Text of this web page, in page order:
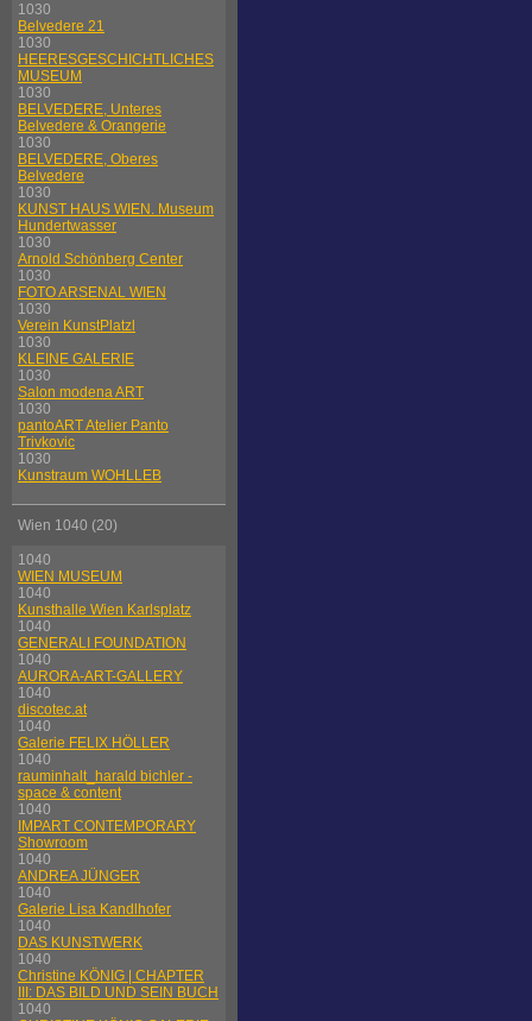
1030
Belvedere 21
1030
HEERESGESCHICHTLICHES
MUSEUM
1030
BELVEDERE, Unteres
Belvedere & Orangerie
1030
BELVEDERE, Oberes
Belvedere
1030
KUNST HAUS WIEN. Museum
Hundertwasser
1030
Arnold Schönberg Center
1030
FOTO ARSENAL WIEN
1030
Verein KunstPlatzl
1030
KLEINE GALERIE
1030
Salon modena ART
1030
pantoART Atelier Panto
Trivkovic
1030
Kunstraum WOHLLEB
Wien 1040 (20)
1040
WIEN MUSEUM
1040
Kunsthalle Wien Karlsplatz
1040
GENERALI FOUNDATION
1040
AURORA-ART-GALLERY
1040
discotec.at
1040
Galerie FELIX HÖLLER
1040
rauminhalt_harald bichler -
space & content
1040
IMPART CONTEMPORARY
Showroom
1040
ANDREA JÜNGER
1040
Galerie Lisa Kandlhofer
1040
DAS KUNSTWERK
1040
Christine KÖNIG | CHAPTER
III: DAS BILD UND SEIN BUCH
1040